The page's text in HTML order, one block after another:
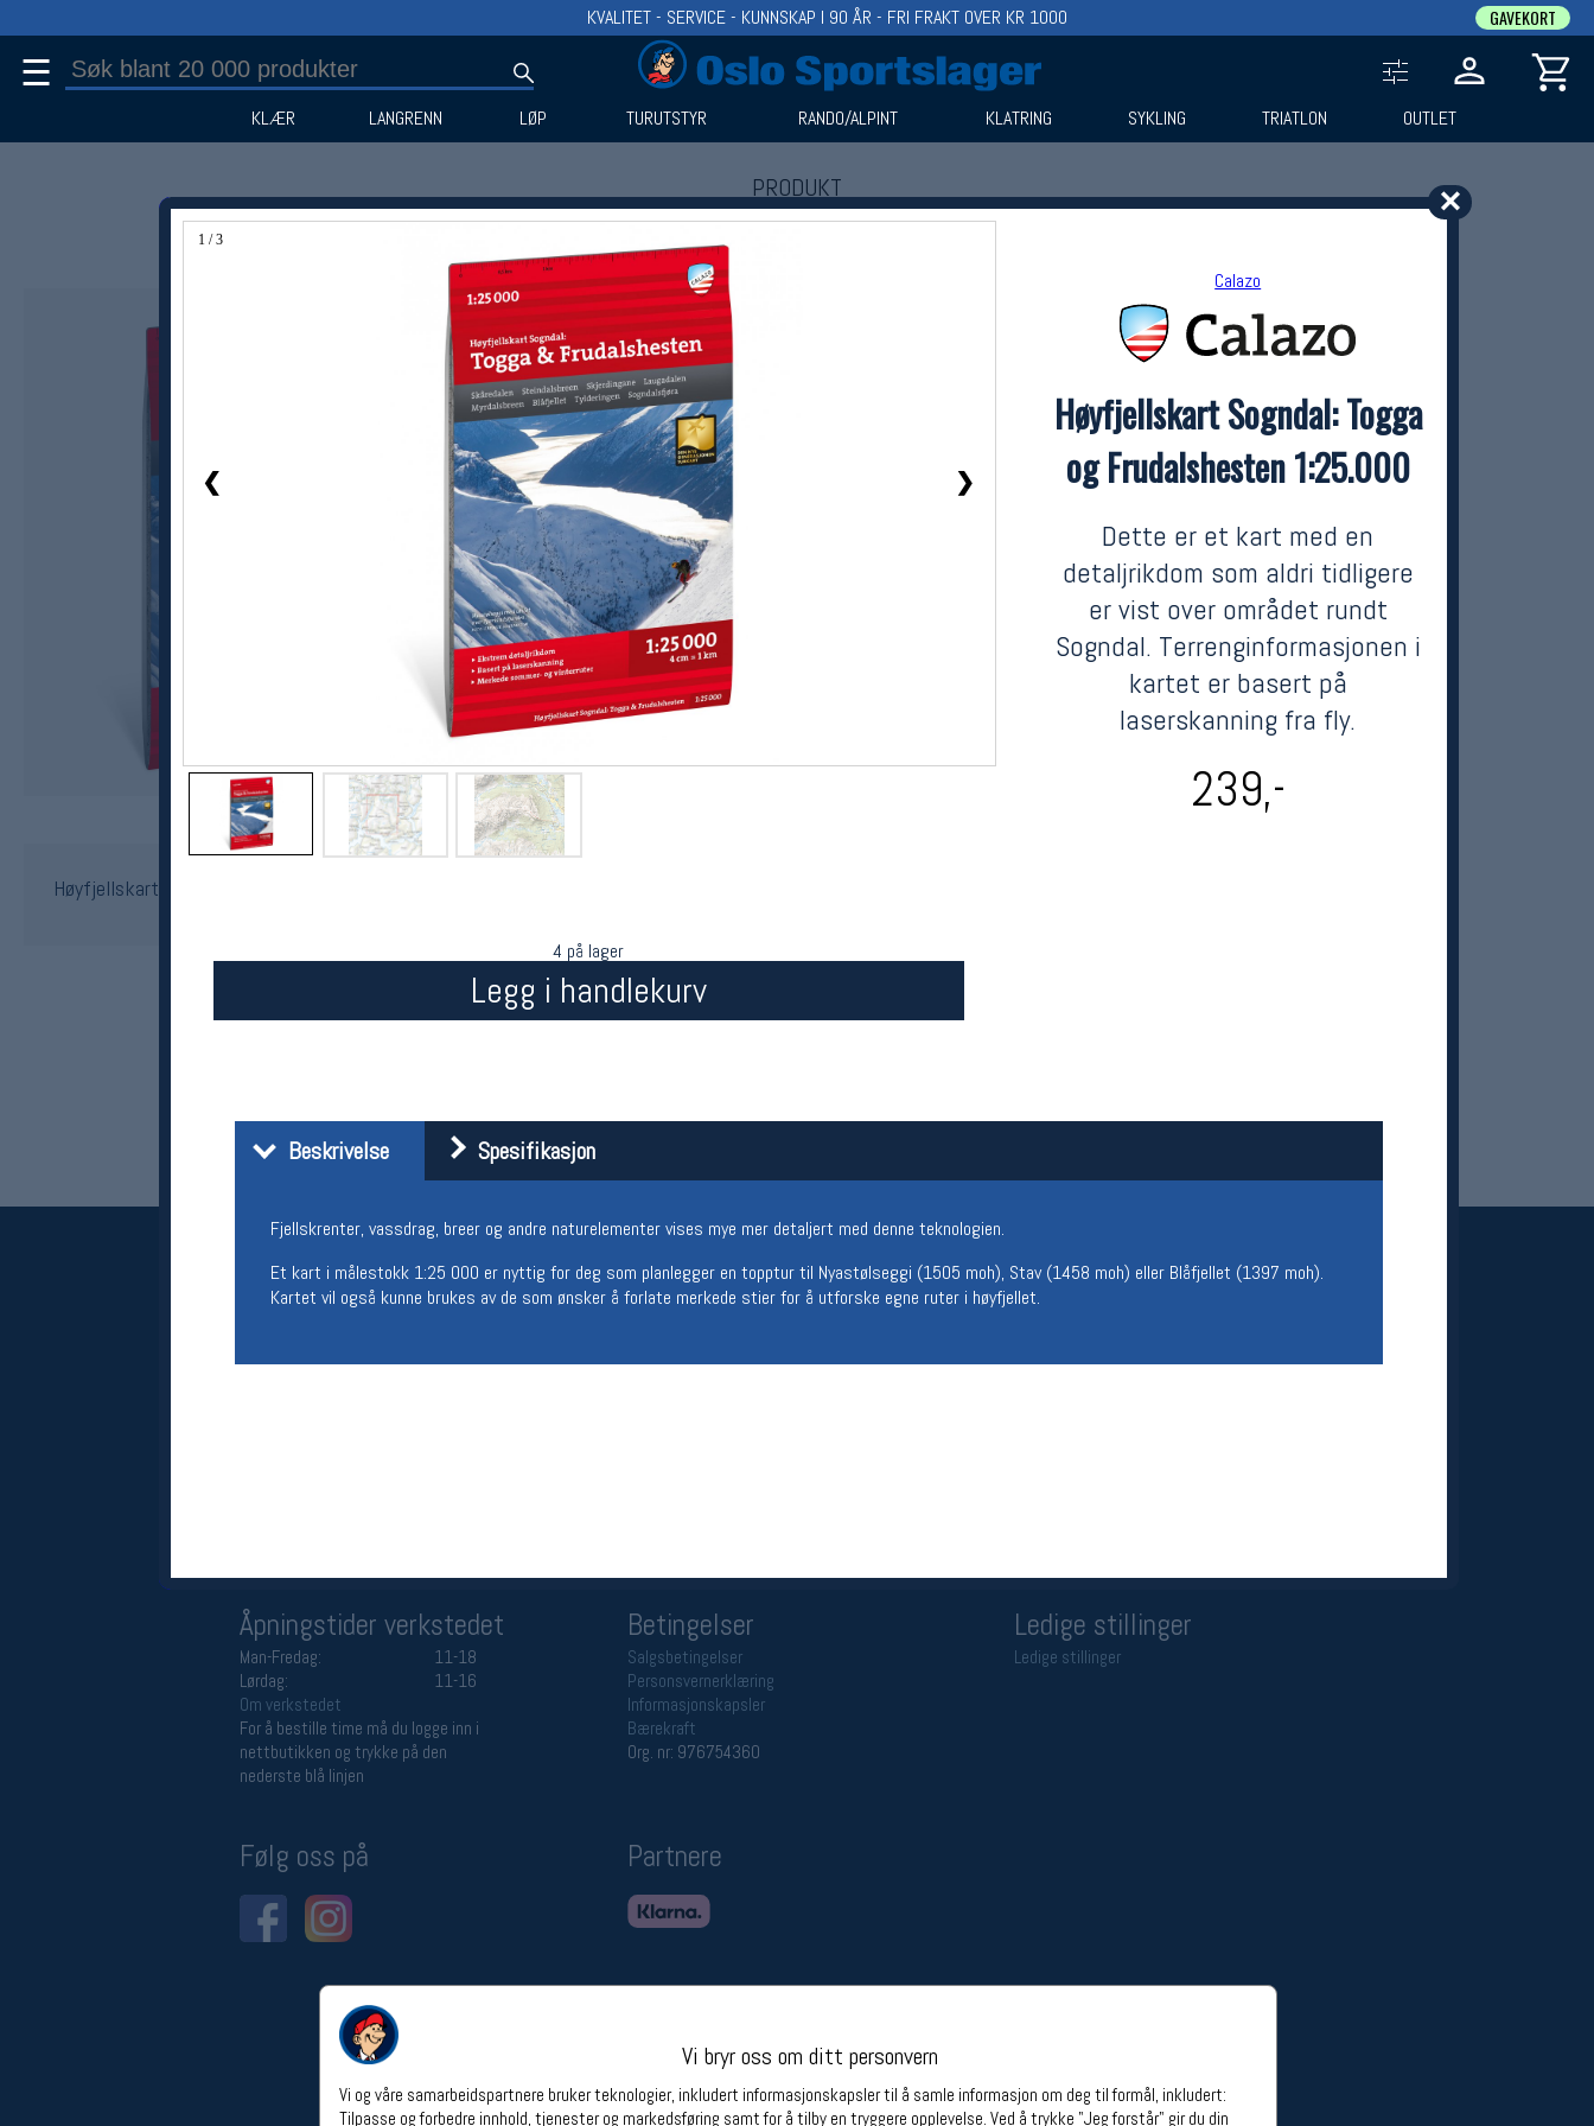
✕
1 / 3
❮ ❯
Calazo
Høyfjellskart Sogndal: Togga
og Frudalshesten 1:25.000
Dette er et kart med en
detaljrikdom som aldri tidligere
er vist over området rundt
Sogndal. Terrenginformasjonen i
kartet er basert på
laserskanning fra fly.
239,-
4 på lager
Legg i handlekurv
Beskrivelse Spesifikasjon
Fjellskrenter, vassdrag, breer og andre naturelementer vises mye mer detaljert med denne teknologien.
Et kart i målestokk 1:25 000 er nyttig for deg som planlegger en topptur til Nyastølseggi (1505 moh), Stav (1458 moh) eller Blåfjellet (1397 moh).
Kartet vil også kunne brukes av de som ønsker å forlate merkede stier for å utforske egne ruter i høyfjellet.
Vi bryr oss om ditt personvern
Vi og våre samarbeidspartnere bruker teknologier, inkludert informasjonskapsler til å samle informasjon om deg til formål, inkludert:
Tilpasse og forbedre innhold, tjenester og markedsføring samt for å tilby en tryggere opplevelse. Ved å trykke "Jeg forstår" gir du din
KVALITET - SERVICE - KUNNSKAP I 90 ÅR - FRI FRAKT OVER KR 1000 GAVEKORT
☰
KLÆR LANGRENN LØP TURUTSTYR RANDO/ALPINT KLATRING SYKLING TRIATLON OUTLET
PRODUKT
Produkter (1)
Bruk filter til å spisse søket
Calazo
Høyfjellskart Sogndal: Togga og Frudalshesten 1:25.000
Åpningstider verkstedet
Man-Fredag:
11-18
Lørdag:
11-16
Om verkstedet
For å bestille time må du logge inn i
nettbutikken og trykke på den
nederste blå linjen
Betingelser
Salgsbetingelser
Personsvernerklæring
Informasjonskapsler
Bærekraft
Org. nr: 976754360
Ledige stillinger
Ledige stillinger
Følg oss på Partnere